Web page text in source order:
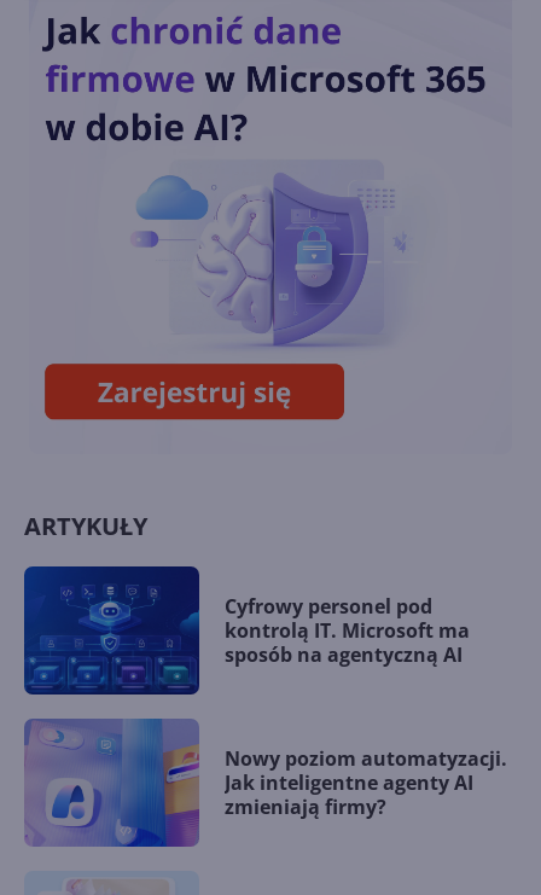
pobranie Paint 3D
Przedłużone wsparcie
konsumentów. Ile będzie
kosztować?
Październikowa aktualizacja
opcjonalna Windows 10 22H2
(build 19045.5073)
ARTYKUŁY
Cyfrowy personel pod
kontrolą IT. Microsoft ma
sposób na agentyczną AI
Nowy poziom automatyzacji.
Jak inteligentne agenty AI
zmieniają firmy?